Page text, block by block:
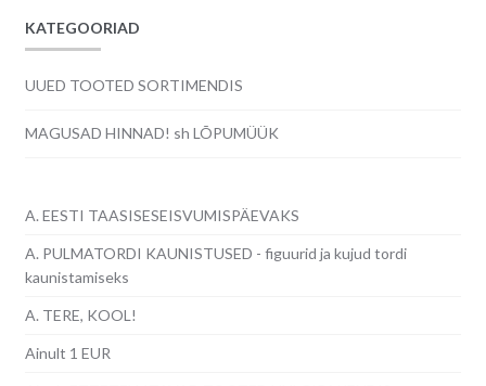
KATEGOORIAD
UUED TOOTED SORTIMENDIS
MAGUSAD HINNAD! sh LÕPUMÜÜK
A. EESTI TAASISESEISVUMISPÄEVAKS
A. PULMATORDI KAUNISTUSED - figuurid ja kujud tordi
kaunistamiseks
A. TERE, KOOL!
Ainult 1 EUR